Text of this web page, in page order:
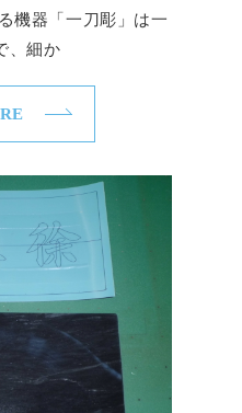
機器「一刀彫」は一
、細か